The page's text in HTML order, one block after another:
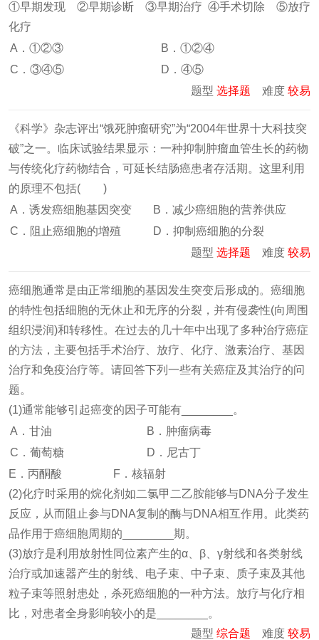
①早期发现 ②早期诊断 ③早期治疗 ④手术切除 ⑤放疗
化疗
A．①②③
B．①②④
C．③④⑤
D．④⑤
题型 选择题 难度 较易
《科学》杂志评出“饿死肿瘤研究”为“2004年世界十大科技突
破”之一。临床试验结果显示：一种抑制肿瘤血管生长的药物
与传统化疗药物结合，可延长结肠癌患者存活期。这里利用
的原理不包括( )
A．诱发癌细胞基因突变
B．减少癌细胞的营养供应
C．阻止癌细胞的增殖
D．抑制癌细胞的分裂
题型 选择题 难度 较易
癌细胞通常是由正常细胞的基因发生突变后形成的。癌细胞
的特性包括细胞的无休止和无序的分裂，并有侵袭性(向周围
组织浸润)和转移性。在过去的几十年中出现了多种治疗癌症
的方法，主要包括手术治疗、放疗、化疗、激素治疗、基因
治疗和免疫治疗等。请回答下列一些有关癌症及其治疗的问
题。
(1)通常能够引起癌变的因子可能有________。
A．甘油
B．肿瘤病毒
C．葡萄糖
D．尼古丁
E．丙酮酸 F．核辐射
(2)化疗时采用的烷化剂如二氯甲二乙胺能够与DNA分子发生
反应，从而阻止参与DNA复制的酶与DNA相互作用。此类药
品作用于癌细胞周期的________期。
(3)放疗是利用放射性同位素产生的α、β、γ射线和各类射线
治疗或加速器产生的射线、电子束、中子束、质子束及其他
粒子束等照射患处，杀死癌细胞的一种方法。放疗与化疗相
比，对患者全身影响较小的是________。
题型 综合题 难度 较易